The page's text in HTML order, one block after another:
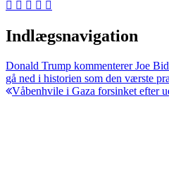
Indlægsnavigation
Donald Trump kommenterer Joe
gå ned i historien som den værste
Våbenhvile i Gaza forsinket efter